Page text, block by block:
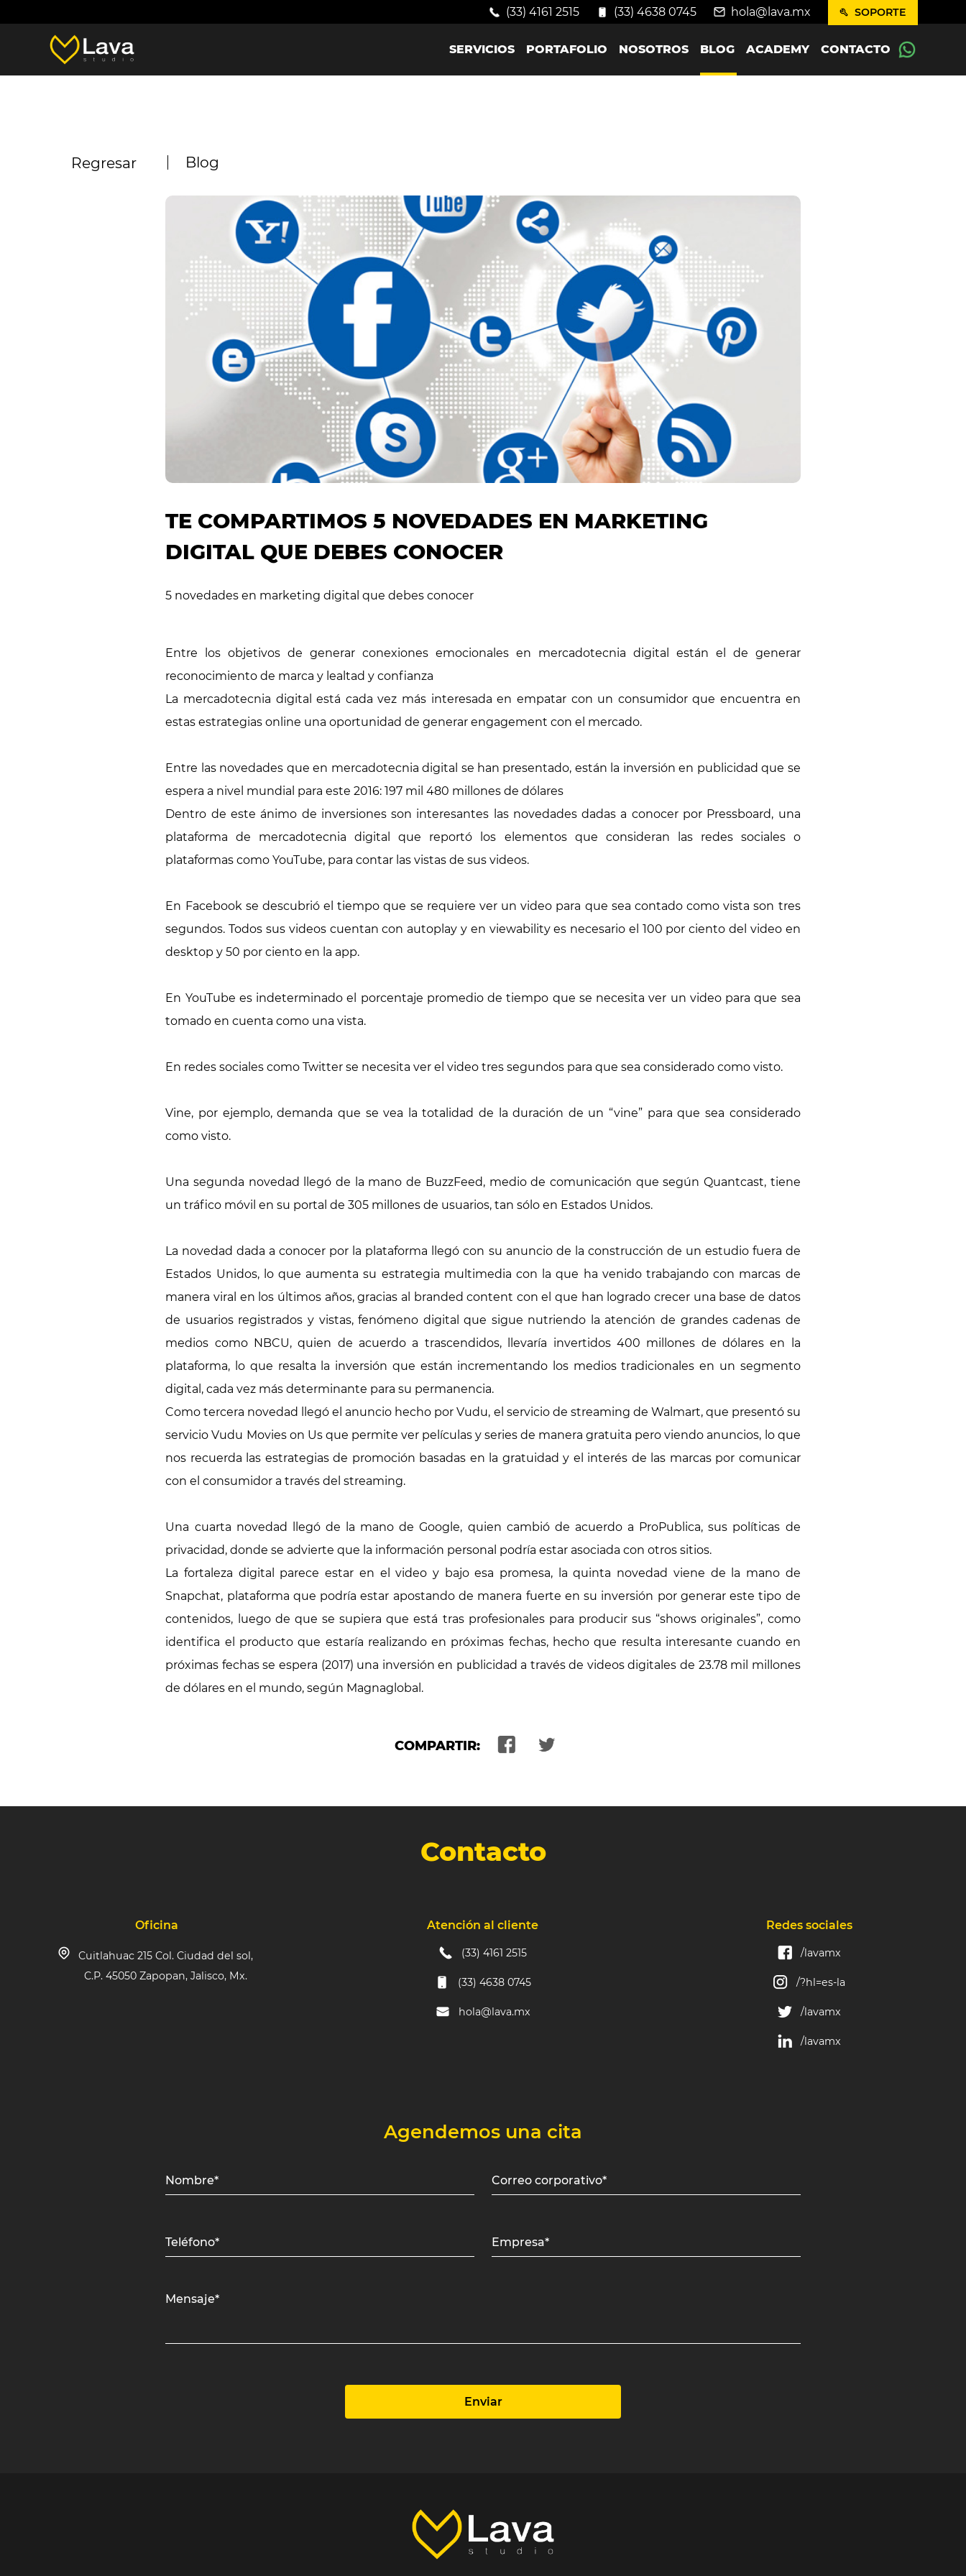
(33) 4161 2515 (33) 4638 0745 hola@lava.mx SOPORTE
SERVICIOS PORTAFOLIO NOSOTROS BLOG ACADEMY CONTACTO
Regresar Blog
TE COMPARTIMOS 5 NOVEDADES EN MARKETING
DIGITAL QUE DEBES CONOCER
5 novedades en marketing digital que debes conocer
Entre los objetivos de generar conexiones emocionales en mercadotecnia digital están el de generar
reconocimiento de marca y lealtad y confianza
La mercadotecnia digital está cada vez más interesada en empatar con un consumidor que encuentra en
estas estrategias online una oportunidad de generar engagement con el mercado.
Entre las novedades que en mercadotecnia digital se han presentado, están la inversión en publicidad que se
espera a nivel mundial para este 2016: 197 mil 480 millones de dólares
Dentro de este ánimo de inversiones son interesantes las novedades dadas a conocer por Pressboard, una
plataforma de mercadotecnia digital que reportó los elementos que consideran las redes sociales o
plataformas como YouTube, para contar las vistas de sus videos.
En Facebook se descubrió el tiempo que se requiere ver un video para que sea contado como vista son tres
segundos. Todos sus videos cuentan con autoplay y en viewability es necesario el 100 por ciento del video en
desktop y 50 por ciento en la app.
En YouTube es indeterminado el porcentaje promedio de tiempo que se necesita ver un video para que sea
tomado en cuenta como una vista.
En redes sociales como Twitter se necesita ver el video tres segundos para que sea considerado como visto.
Vine, por ejemplo, demanda que se vea la totalidad de la duración de un “vine” para que sea considerado
como visto.
Una segunda novedad llegó de la mano de BuzzFeed, medio de comunicación que según Quantcast, tiene
un tráfico móvil en su portal de 305 millones de usuarios, tan sólo en Estados Unidos.
La novedad dada a conocer por la plataforma llegó con su anuncio de la construcción de un estudio fuera de
Estados Unidos, lo que aumenta su estrategia multimedia con la que ha venido trabajando con marcas de
manera viral en los últimos años, gracias al branded content con el que han logrado crecer una base de datos
de usuarios registrados y vistas, fenómeno digital que sigue nutriendo la atención de grandes cadenas de
medios como NBCU, quien de acuerdo a trascendidos, llevaría invertidos 400 millones de dólares en la
plataforma, lo que resalta la inversión que están incrementando los medios tradicionales en un segmento
digital, cada vez más determinante para su permanencia.
Como tercera novedad llegó el anuncio hecho por Vudu, el servicio de streaming de Walmart, que presentó su
servicio Vudu Movies on Us que permite ver películas y series de manera gratuita pero viendo anuncios, lo que
nos recuerda las estrategias de promoción basadas en la gratuidad y el interés de las marcas por comunicar
con el consumidor a través del streaming.
Una cuarta novedad llegó de la mano de Google, quien cambió de acuerdo a ProPublica, sus políticas de
privacidad, donde se advierte que la información personal podría estar asociada con otros sitios.
La fortaleza digital parece estar en el video y bajo esa promesa, la quinta novedad viene de la mano de
Snapchat, plataforma que podría estar apostando de manera fuerte en su inversión por generar este tipo de
contenidos, luego de que se supiera que está tras profesionales para producir sus “shows originales”, como
identifica el producto que estaría realizando en próximas fechas, hecho que resulta interesante cuando en
próximas fechas se espera (2017) una inversión en publicidad a través de videos digitales de 23.78 mil millones
de dólares en el mundo, según Magnaglobal.
COMPARTIR:
Contacto
Oficina
Cuitlahuac 215 Col. Ciudad del sol,
C.P. 45050 Zapopan, Jalisco, Mx.
Atención al cliente
(33) 4161 2515
(33) 4638 0745
hola@lava.mx
Redes sociales
/lavamx
/?hl=es-la
/lavamx
/lavamx
Agendemos una cita
Nombre* Correo corporativo*
Teléfono* Empresa*
Mensaje*
Enviar